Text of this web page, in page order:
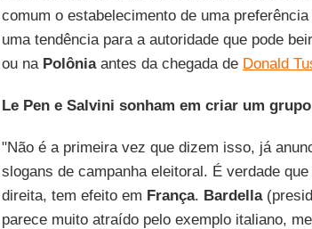
comum o estabelecimento de uma
uma tendência para a autoridade que pode
ou na Polôniaantes da chegada de Donald
Le Pen e Salvini sonham em criar um
"Não é a primeira vez que dizem isso, já
slogans de campanha eleitoral. É verdade
direita, tem efeito em França. Bardella
parece muito atraído pelo exemplo italiano,